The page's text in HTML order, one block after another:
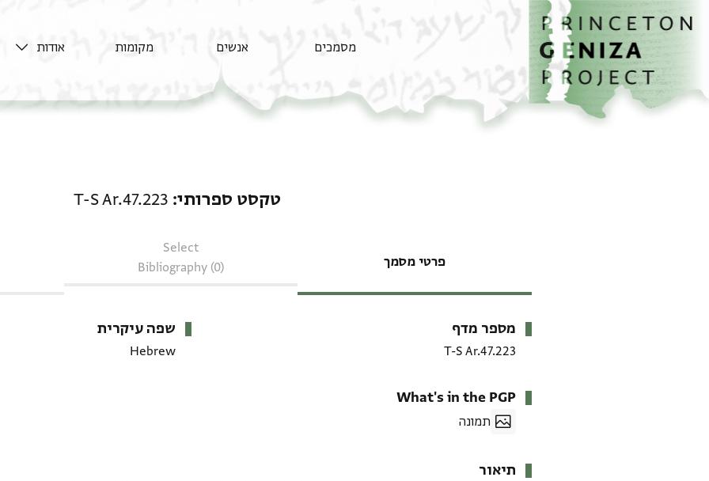
דילוג לתוכן
דף הבית
מסמכים אנשים מקומות אודות
טקסט ספרותי T-S Ar.47.223
פרטי מסמך
Select
Bibliography (0)
מטא-דאטא
מספר מדף
T-S Ar.47.223
שפה עיקרית
Hebrew
What's in the PGP
תמונה
תיאור